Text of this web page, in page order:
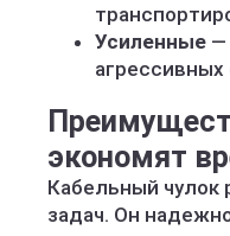
Усиленные —
агрессивных
экономят
Кабельный чулок
задач. Он